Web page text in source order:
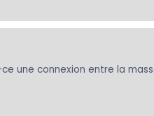
une connexion entre la